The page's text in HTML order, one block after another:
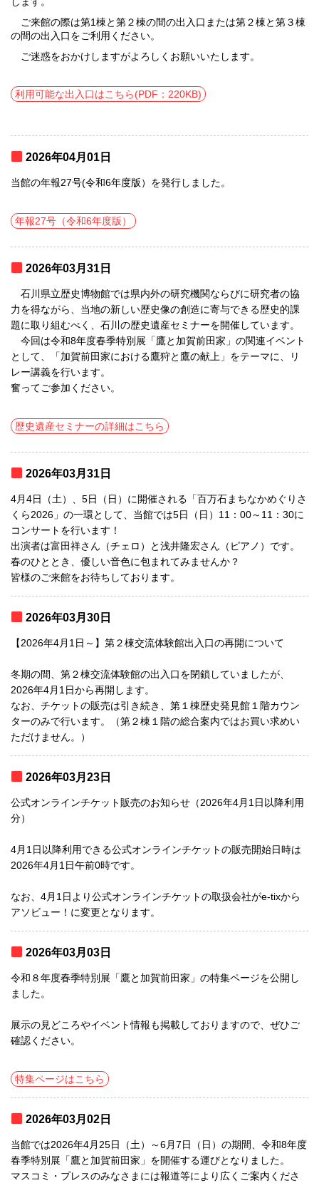
ご来館の際は第1棟と第２棟の間の出入口または第２棟と第３棟
の間の出入口をご利用ください。
ご迷惑をおかけしますがよろしくお願いいたします。
利用可能な出入口はこちら(PDF：220KB)
2026年04月01日
当館の年報27号(令和6年度版）を発行しました。
年報27号（令和6年度版）
2026年03月31日
石川県立歴史博物館では県内外の研究機関ならびに研究者の協
力を得ながら、当地の新しい歴史像の創造に寄与できる歴史的課
題に取り組むべく、石川の歴史遺産セミナーを開催しています。
今回は令和8年度春季特別展「鷹と加賀前田家」の関連イベント
として、「加賀前田家における鷹狩と鷹の献上」をテーマに、リ
レー講義を行います。
奮ってご参加ください。
歴史遺産セミナーの詳細はこちら
2026年03月31日
4月4日（土）、5日（日）に開催される「百万石まちなかめぐりさ
くら2026」の一環として、当館では5日（日）11：00～11：30に
コンサートを行います！
出演者は富田祥さん（チェロ）と浅井隆宏さん（ピアノ）です。
春のひととき、優しい音色に包まれてみませんか？
皆様のご来館をお待ちしております。
2026年03月30日
【2026年4月1日～】第２棟交流体験館出入口の再開について
冬期の間、第２棟交流体験館の出入口を閉鎖していましたが、
2026年4月1日から再開します。
なお、チケットの販売は引き続き、第１棟歴史発見館１階カウン
ターのみで行います。（第２棟１階の総合案内ではお買い求めい
ただけません。）
2026年03月23日
公式オンラインチケット販売のお知らせ（2026年4月1日以降利用
分）
4月1日以降利用できる公式オンラインチケットの販売開始日時は
2026年4月1日午前0時です。
なお、4月1日より公式オンラインチケットの取扱会社がe-tixから
アソビュー！に変更となります。
2026年03月03日
令和８年度春季特別展「鷹と加賀前田家」の特集ページを公開し
ました。
展示の見どころやイベント情報も掲載しておりますので、ぜひご
確認ください。
特集ページはこちら
2026年03月02日
当館では2026年4月25日（土）～6月7日（日）の期間、令和8年度
春季特別展「鷹と加賀前田家」を開催する運びとなりました。
マスコミ・プレスのみなさまには報道等により広くご案内くださ